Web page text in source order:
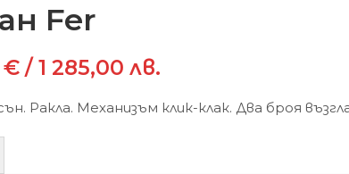
Fer
€ / 1 285,00 лв.
Ракла. Mеханизъм клик-клак. Два броя